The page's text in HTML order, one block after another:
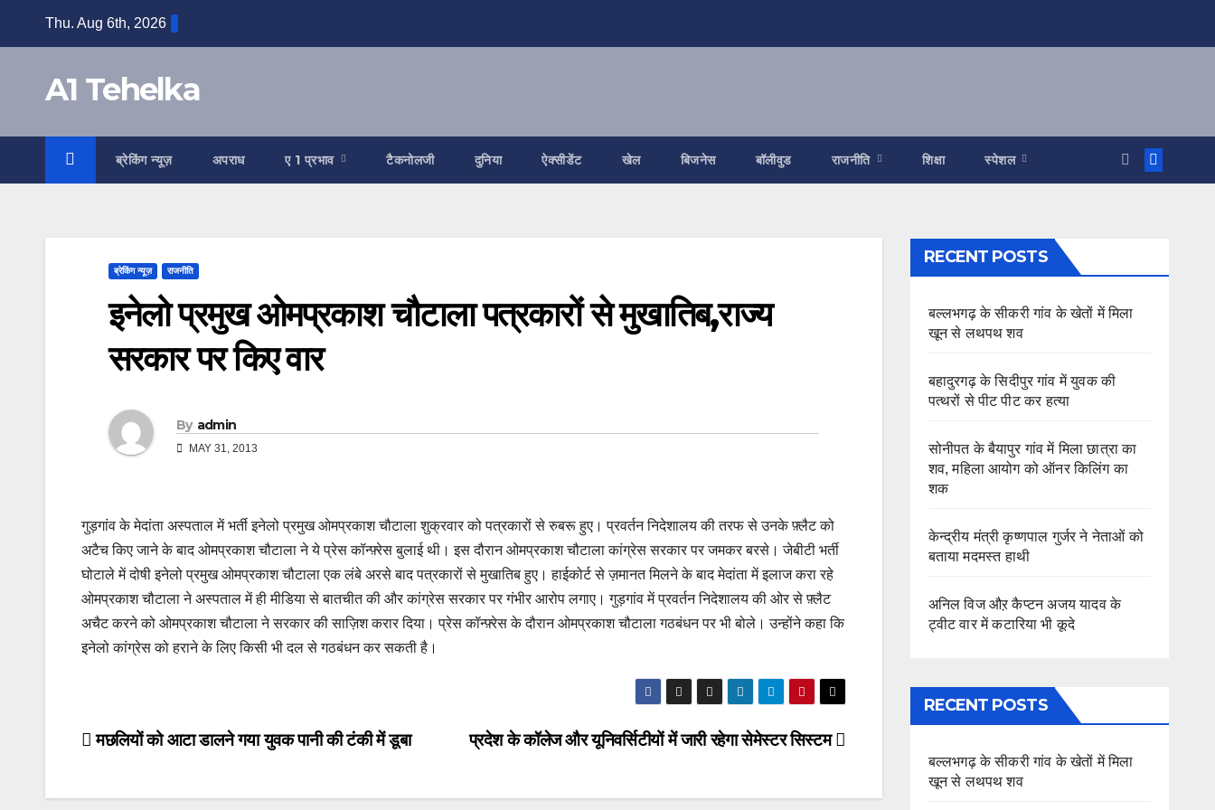
Thu. Aug 6th, 2026
A1 Tehelka
ब्रेकिंग न्यूज़ अपराध ए 1 प्रभाव टैकनोलजी दुनिया ऐक्सीडेंट खेल बिजनेस बॉलीवुड राजनीति शिक्षा स्पेशल
ब्रेकिंग न्यूज़ राजनीति
इनेलो प्रमुख ओमप्रकाश चौटाला पत्रकारों से मुखातिब,राज्य
सरकार पर किए वार
By admin
MAY 31, 2013
गुड़गांव के मेदांता अस्पताल में भर्ती इनेलो प्रमुख ओमप्रकाश चौटाला शुक्रवार को पत्रकारों से रुबरू हुए। प्रवर्तन निदेशालय की तरफ से उनके फ़्लैट को
अटैच किए जाने के बाद ओमप्रकाश चौटाला ने ये प्रेस कॉन्फ़्रेस बुलाई थी। इस दौरान ओमप्रकाश चौटाला कांग्रेस सरकार पर जमकर बरसे। जेबीटी भर्ती
घोटाले में दोषी इनेलो प्रमुख ओमप्रकाश चौटाला एक लंबे अरसे बाद पत्रकारों से मुखातिब हुए। हाईकोर्ट से ज़मानत मिलने के बाद मेदांता में इलाज करा रहे
ओमप्रकाश चौटाला ने अस्पताल में ही मीडिया से बातचीत की और कांग्रेस सरकार पर गंभीर आरोप लगाए। गुड़गांव में प्रवर्तन निदेशालय की ओर से फ़्लैट
अचैट करने को ओमप्रकाश चौटाला ने सरकार की साज़िश करार दिया। प्रेस कॉन्फ़्रेस के दौरान ओमप्रकाश चौटाला गठबंधन पर भी बोले। उन्होंने कहा कि
इनेलो कांग्रेस को हराने के लिए किसी भी दल से गठबंधन कर सकती है।
Post
प्रदेश के कॉलेज और यूनिवर्सिटीयों में जारी रहेगा सेमेस्टर सिस्टम
मछलियों को आटा डालने गया युवक पानी की टंकी में डूबा
RECENT POSTS
बल्लभगढ़ के सीकरी गांव के खेतों में मिला
खून से लथपथ शव
बहादुरगढ़ के सिदीपुर गांव में युवक की
पत्थरों से पीट पीट कर हत्या
सोनीपत के बैयापुर गांव में मिला छात्रा का
शव, महिला आयोग को ऑनर किलिंग का
शक
केन्द्रीय मंत्री कृष्णपाल गुर्जर ने नेताओं को
बताया मदमस्त हाथी
अनिल विज औऱ कैप्टन अजय यादव के
ट्वीट वार में कटारिया भी कूदे
RECENT POSTS
बल्लभगढ़ के सीकरी गांव के खेतों में मिला
खून से लथपथ शव